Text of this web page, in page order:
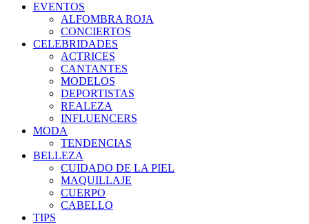
EVENTOS
ALFOMBRA ROJA
CONCIERTOS
CELEBRIDADES
ACTRICES
CANTANTES
MODELOS
DEPORTISTAS
REALEZA
INFLUENCERS
MODA
TENDENCIAS
BELLEZA
CUIDADO DE LA PIEL
MAQUILLAJE
CUERPO
CABELLO
TIPS